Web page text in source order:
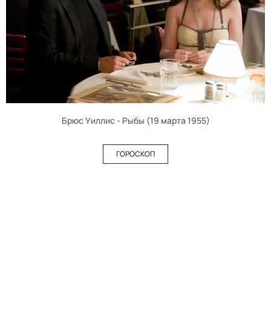
Брюс Уиллис - Рыбы (19 марта 1955)
ГОРОСКОП